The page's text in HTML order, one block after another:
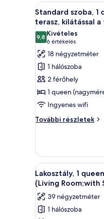
a
tengerre
további
részletei
A
következő
szoba
összes
képének
megtekintése:
Standard
szoba,
1
queen
(nagyméretű)
kilátással
a
tengerre
15
Standard szoba,
terasz, kilátással
9,810-ből 9,8
Kivételes
6 értékelés
(6
értékelés)
18 négyzetméter
1 hálószoba
2 férőhely
1 queen
Ingyenes wifi
További részletek
Standard
(nagyméretű)
franciaágy,
terasz,
kilátással
a
tengerre
további
részletei
A
következő
szoba
összes
képének
7
Lakosztály, 1
(Living Room;with
39 négyzetméter
1 hálószoba